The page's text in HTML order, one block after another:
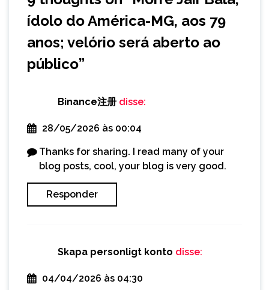
ídolo do América-MG, aos 79
anos; velório será aberto ao
público”
Binance注册 disse:
28/05/2026 às 00:04
Thanks for sharing. I read many of your
blog posts, cool, your blog is very good.
Responder
Skapa personligt konto disse:
04/04/2026 às 04:30